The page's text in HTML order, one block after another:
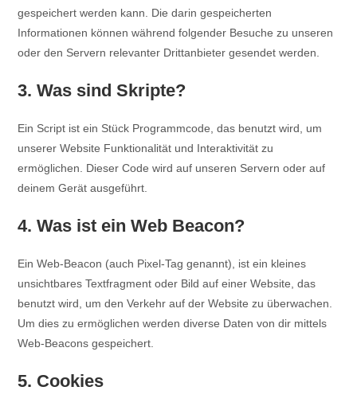
gespeichert werden kann. Die darin gespeicherten
Informationen können während folgender Besuche zu unseren
oder den Servern relevanter Drittanbieter gesendet werden.
3. Was sind Skripte?
Ein Script ist ein Stück Programmcode, das benutzt wird, um
unserer Website Funktionalität und Interaktivität zu
ermöglichen. Dieser Code wird auf unseren Servern oder auf
deinem Gerät ausgeführt.
4. Was ist ein Web Beacon?
Ein Web-Beacon (auch Pixel-Tag genannt), ist ein kleines
unsichtbares Textfragment oder Bild auf einer Website, das
benutzt wird, um den Verkehr auf der Website zu überwachen.
Um dies zu ermöglichen werden diverse Daten von dir mittels
Web-Beacons gespeichert.
5. Cookies